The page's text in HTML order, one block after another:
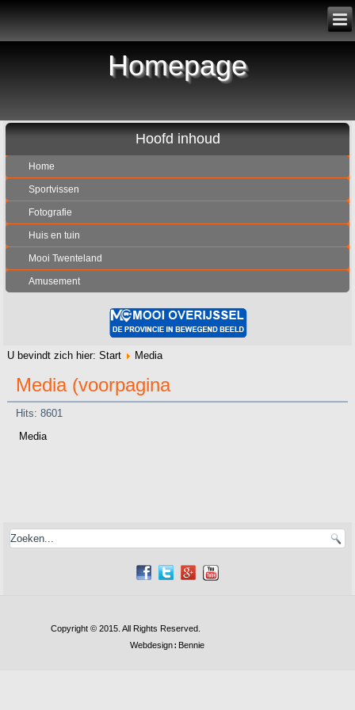
Homepage
Hoofd inhoud
Home
Sportvissen
Fotografie
Huis en tuin
Mooi Twenteland
Amusement
U bevindt zich hier:Start Media
Media (voorpagina
Hits: 8601
Media
Copyright © 2015. All Rights Reserved.
Webdesign: Bennie